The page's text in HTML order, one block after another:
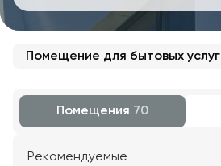
Помещение для бытовых услуг
Помещения 70
Рекомендуемые